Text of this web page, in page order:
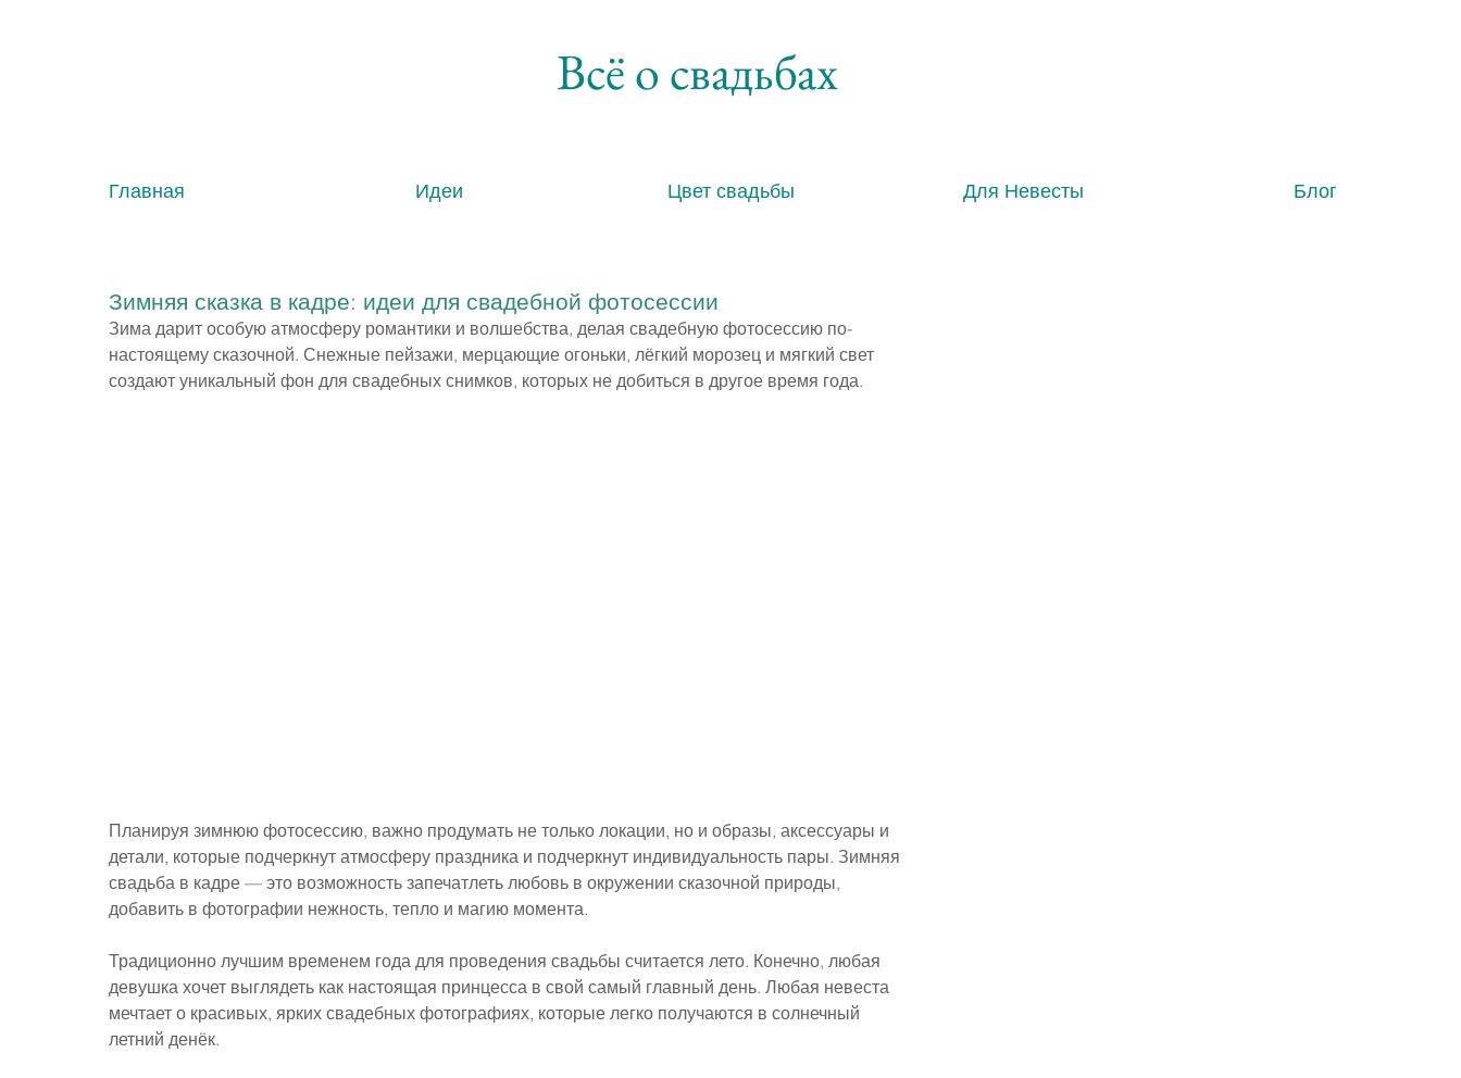
Всё о свадьбах
Главная Идеи Цвет свадьбы Для Невесты Блог
Зимняя сказка в кадре: идеи для свадебной фотосессии
Зима дарит особую атмосферу романтики и волшебства, делая свадебную фотосессию по-
настоящему сказочной. Снежные пейзажи, мерцающие огоньки, лёгкий морозец и мягкий свет
создают уникальный фон для свадебных снимков, которых не добиться в другое время года.
Планируя зимнюю фотосессию, важно продумать не только локации, но и образы, аксессуары и
детали, которые подчеркнут атмосферу праздника и подчеркнут индивидуальность пары. Зимняя
свадьба в кадре — это возможность запечатлеть любовь в окружении сказочной природы,
добавить в фотографии нежность, тепло и магию момента.
Традиционно лучшим временем года для проведения свадьбы считается лето. Конечно, любая
девушка хочет выглядеть как настоящая принцесса в свой самый главный день. Любая невеста
мечтает о красивых, ярких свадебных фотографиях, которые легко получаются в солнечный
летний денёк.